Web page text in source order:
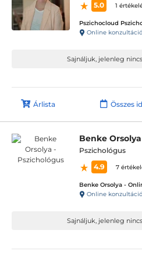
5.0
1
Online konzultáció
Sajnáljuk, jelenleg
Árlista Összes
Benke Orsolya
Pszichológus
4.9
7
Benke Orsolya -
Online konzultáció
Sajnáljuk, jelenleg